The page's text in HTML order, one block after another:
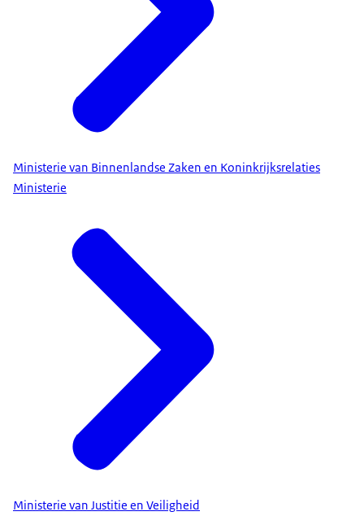
Ministerie van Binnenlandse Zaken en Koninkrijksrelaties
Ministerie
Ministerie van Justitie en Veiligheid